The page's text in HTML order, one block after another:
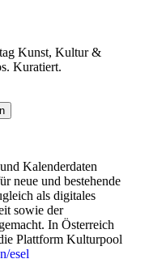
oder für
wieder“ und damit
Space-
Dialog
Die gesammelten
dazu
Kunst, Kultur &
Kuratiert.
Kalenderdaten
neue und bestehende
als digitales
sowie der
In Österreich
Plattform Kulturpool
esel